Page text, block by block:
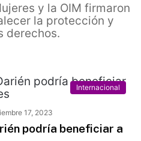
y la OIM firmaron
la protección y
derechos.
Internacional
17, 2023
podría beneficiar a